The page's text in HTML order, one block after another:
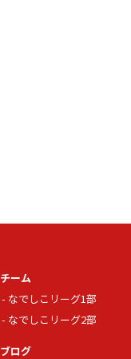
チーム
なでしこリーグ1部
なでしこリーグ2部
ブログ